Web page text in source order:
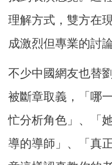
理解方式，雙方在
成激烈但專業的討
不少中國網友也替
被斷章取義，「哪
忙分析角色」、「
導的導師」、「真